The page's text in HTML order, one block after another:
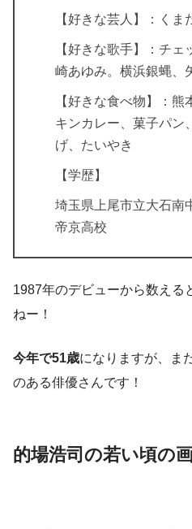
【好きな芸人】：くま
【好きな歌手】：チ
崎あゆみ。横浜銀蝿、
【好きな食べ物】：
キンカレー、菓子パン
げ、たいやき
【学歴】
埼玉県上尾市立大石南
帝京高校
1987年のデビューから数える
ねー！
今年で51歳になりますが、ま
のある俳優さんです！
的場浩司の若い頃の